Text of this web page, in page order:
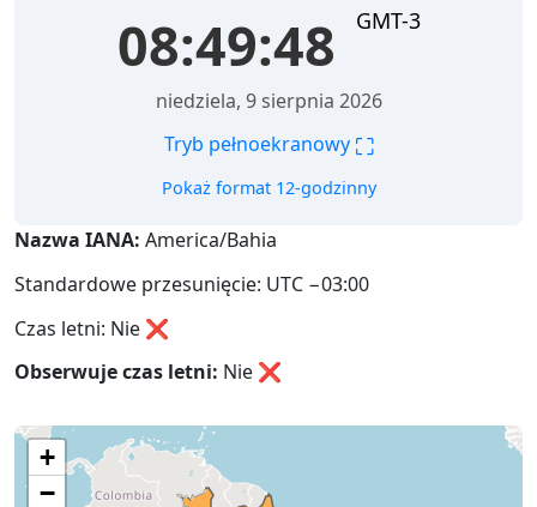
08:49:48 GMT-3
niedziela, 9 sierpnia 2026
Tryb pełnoekranowy ⛶
Pokaż format 12-godzinny
Nazwa IANA: America/Bahia
Standardowe przesunięcie: UTC −03:00
Czas letni: Nie ❌
Obserwuje czas letni: Nie ❌
+
−